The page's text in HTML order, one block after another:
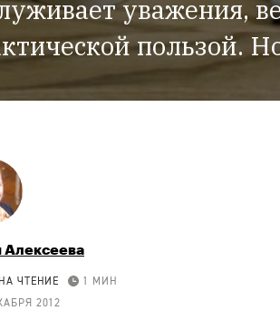
уважения,
пользой.
Алексеева
ЧТЕНИЕ
1 МИН
2012